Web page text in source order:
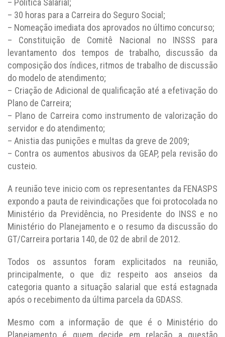
– Política Salarial;
– 30 horas para a Carreira do Seguro Social;
– Nomeação imediata dos aprovados no último concurso;
– Constituição de Comitê Nacional no INSSS para
levantamento dos tempos de trabalho, discussão da
composição dos índices, ritmos de trabalho de discussão
do modelo de atendimento;
– Criação de Adicional de qualificação até a efetivação do
Plano de Carreira;
– Plano de Carreira como instrumento de valorização do
servidor e do atendimento;
– Anistia das punições e multas da greve de 2009;
– Contra os aumentos abusivos da GEAP, pela revisão do
custeio.
A reunião teve inicio com os representantes da FENASPS
expondo a pauta de reivindicações que foi protocolada no
Ministério da Previdência, no Presidente do INSS e no
Ministério do Planejamento e o resumo da discussão do
GT/Carreira portaria 140, de 02 de abril de 2012.
Todos os assuntos foram explicitados na reunião,
principalmente, o que diz respeito aos anseios da
categoria quanto a situação salarial que está estagnada
após o recebimento da última parcela da GDASS.
Mesmo com a informação de que é o Ministério do
Planejamento é quem decide em relação a questão